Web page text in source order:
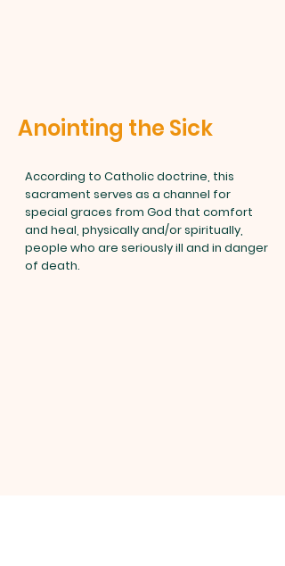
Anointing the Sick
According to Catholic doctrine, this
sacrament serves as a channel for
special graces from God that comfort
and heal, physically and/or spiritually,
people who are seriously ill and in danger
of death.